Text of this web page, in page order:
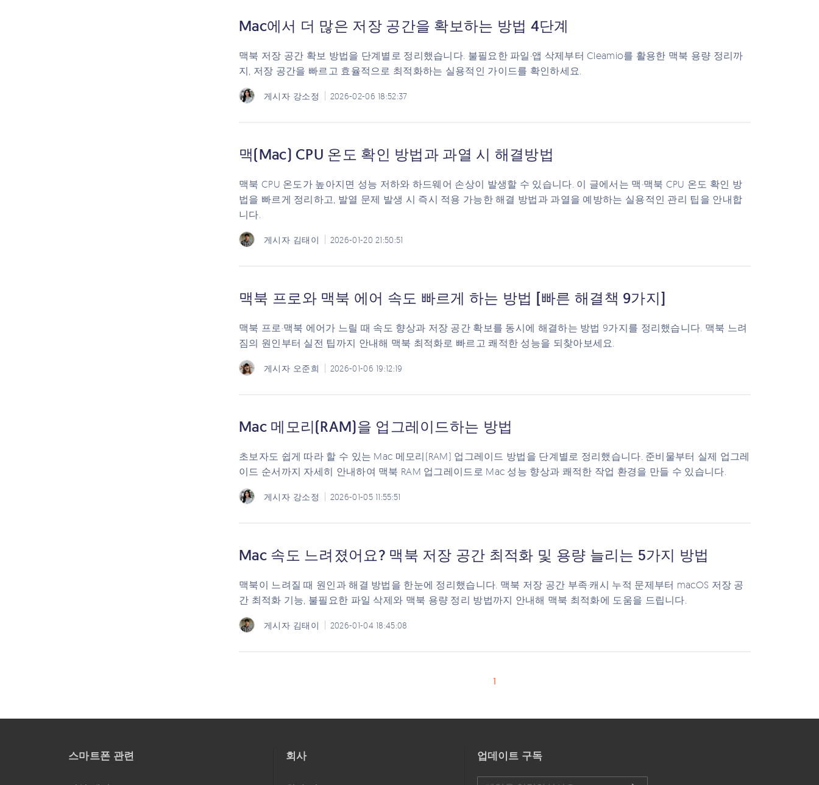
Mac에서 더 많은 저장 공간을 확보하는 방법 4단계
맥북 저장 공간 확보 방법을 단계별로 정리했습니다. 불필요한 파일·앱 삭제부터 Cleamio를 활용한 맥북 용량 정리까
지, 저장 공간을 빠르고 효율적으로 최적화하는 실용적인 가이드를 확인하세요.
게시자 강소정 2026-02-06 18:52:37
맥(Mac) CPU 온도 확인 방법과 과열 시 해결방법
맥북 CPU 온도가 높아지면 성능 저하와 하드웨어 손상이 발생할 수 있습니다. 이 글에서는 맥·맥북 CPU 온도 확인 방
법을 빠르게 정리하고, 발열 문제 발생 시 즉시 적용 가능한 해결 방법과 과열을 예방하는 실용적인 관리 팁을 안내합
니다.
게시자 김태이 2026-01-20 21:50:51
맥북 프로와 맥북 에어 속도 빠르게 하는 방법 [빠른 해결책 9가지]
맥북 프로·맥북 에어가 느릴 때 속도 향상과 저장 공간 확보를 동시에 해결하는 방법 9가지를 정리했습니다. 맥북 느려
짐의 원인부터 실전 팁까지 안내해 맥북 최적화로 빠르고 쾌적한 성능을 되찾아보세요.
게시자 오준희 2026-01-06 19:12:19
Mac 메모리(RAM)을 업그레이드하는 방법
초보자도 쉽게 따라 할 수 있는 Mac 메모리(RAM) 업그레이드 방법을 단계별로 정리했습니다. 준비물부터 실제 업그레
이드 순서까지 자세히 안내하여 맥북 RAM 업그레이드로 Mac 성능 향상과 쾌적한 작업 환경을 만들 수 있습니다.
게시자 강소정 2026-01-05 11:55:51
Mac 속도 느려졌어요? 맥북 저장 공간 최적화 및 용량 늘리는 5가지 방법
맥북이 느려질 때 원인과 해결 방법을 한눈에 정리했습니다. 맥북 저장 공간 부족·캐시 누적 문제부터 macOS 저장 공
간 최적화 기능, 불필요한 파일 삭제와 맥북 용량 정리 방법까지 안내해 맥북 최적화에 도움을 드립니다.
게시자 김태이 2026-01-04 18:45:08
1
스마트폰 관련 회사 업데이트 구독